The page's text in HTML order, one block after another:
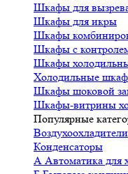
Шкафы для
Шкафы для икры
Шкафы
Шкафы с
Шкафы
Холодильные
Шкафы шоковой
Шкафы-витрины
Популярные
Воздухоохладители
Конденсаторы
А Автоматика для